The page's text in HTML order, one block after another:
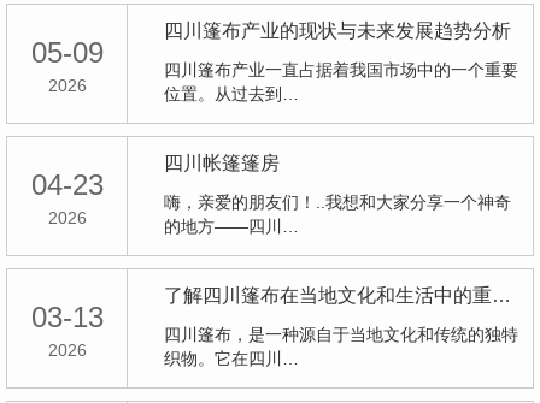
05-09
2026
四川篷布产业的现状与未来发展趋势分析
四川篷布产业一直占据着我国市场中的一个重要
位置。从过去到…
04-23
2026
四川帐篷篷房
嗨，亲爱的朋友们！..我想和大家分享一个神奇
的地方——四川…
03-13
2026
了解四川篷布在当地文化和生活中的重要地位
四川篷布，是一种源自于当地文化和传统的独特
织物。它在四川…